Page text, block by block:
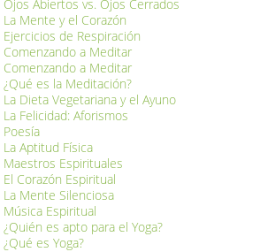
Ojos Abiertos vs. Ojos Cerrados
La Mente y el Corazón
Ejercicios de Respiración
Comenzando a Meditar
Comenzando a Meditar
¿Qué es la Meditación?
La Dieta Vegetariana y el Ayuno
La Felicidad: Aforismos
Poesía
La Aptitud Física
Maestros Espirituales
El Corazón Espiritual
La Mente Silenciosa
Música Espiritual
¿Quién es apto para el Yoga?
¿Qué es Yoga?